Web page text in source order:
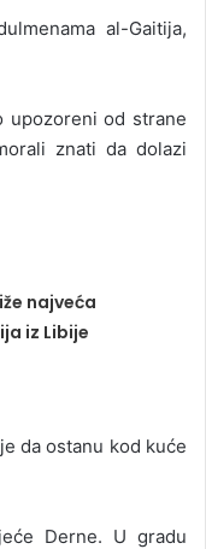
al-Gaitija,
upozoreni od strane
znati da dolazi
najveća
iz Libije
da ostanu kod kuće
Derne. U gradu